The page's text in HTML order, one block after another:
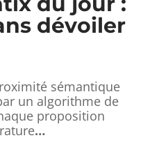
dévoiler
sémantique
un algorithme de
proposition
…